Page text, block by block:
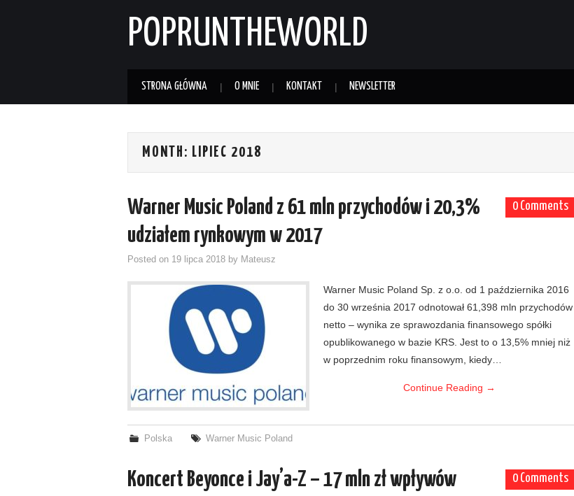
POPRUNTHEWORLD
STRONA GŁÓWNA O MNIE KONTAKT NEWSLETTER
MONTH: LIPIEC 2018
0 Comments
Warner Music Poland z 61 mln przychodów i 20,3%
udziałem rynkowym w 2017
Posted on 19 lipca 2018 by Mateusz
Warner Music Poland Sp. z o.o. od 1 października 2016
do 30 września 2017 odnotował 61,398 mln przychodów
netto – wynika ze sprawozdania finansowego spółki
opublikowanego w bazie KRS. Jest to o 13,5% mniej niż
w poprzednim roku finansowym, kiedy…
Continue Reading →
Polska Warner Music Poland
0 Comments
Koncert Beyonce i Jay’a-Z – 17 mln zł wpływów